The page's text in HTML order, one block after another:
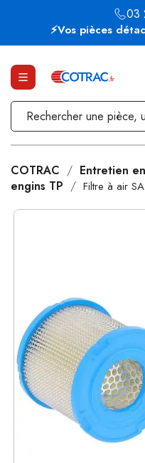
⚡Vos pièces
03
COTRAC Entretien
engins TP
Filtre à air